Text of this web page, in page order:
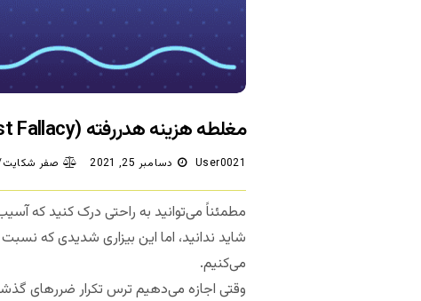
مغلطه هزینه هدررفته (The Sunk Cost Fallacy): چگونه از سرمایه خود در شرط‌بندی ورزشی محافظت کنید؟
User0021 دسامبر 25, 2021 صفر شکایت/
مطمئناً می‌توانید به راحتی درک کنید که
شاید ندانید، اما این بیزاری شدیدی که
می‌کنیم.
وقتی اجازه می‌دهیم ترس تکرار ضررهای